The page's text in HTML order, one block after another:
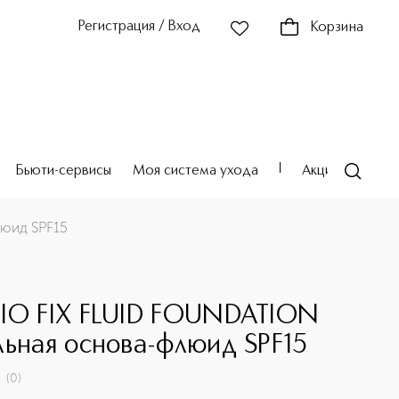
Регистрация / Вход Корзина
Бьюти-сервисы Моя система ухода Акции
SPF15
FIX FLUID FOUNDATION
основа-флюид SPF15
(0)